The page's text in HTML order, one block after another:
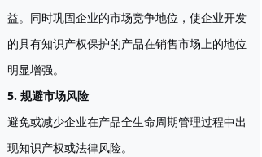
益。同时巩固企业的市场竞争地位，使企业开发
的具有知识产权保护的产品在销售市场上的地位
明显增强。
5. 规避市场风险
避免或减少企业在产品全生命周期管理过程中出
现知识产权或法律风险。